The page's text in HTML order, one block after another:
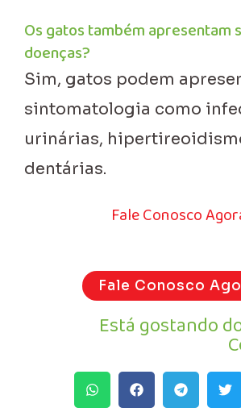
Os gatos também apresentam
doenças?
Sim, gatos podem
sintomatologia como
urinárias,
dentárias.
Fale Conosco
Fale Conosco
Está gostando